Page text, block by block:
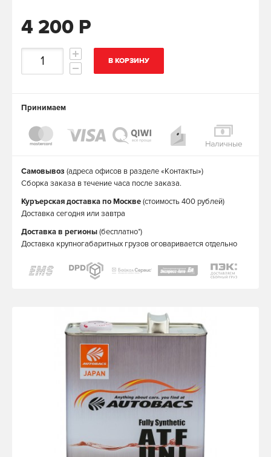
4 200 Р
В КОРЗИНУ
Принимаем
Самовывоз (адреса офисов в разделе «Контакты»)
Сборка заказа в течение часа после заказа.
Куръерская доставка по Москве(стоимость 400 рублей)
Доставка сегодня или завтра
Доставка в регионы(бесплатно*)
Доставка крупногабаритных грузов оговаривается отдельно